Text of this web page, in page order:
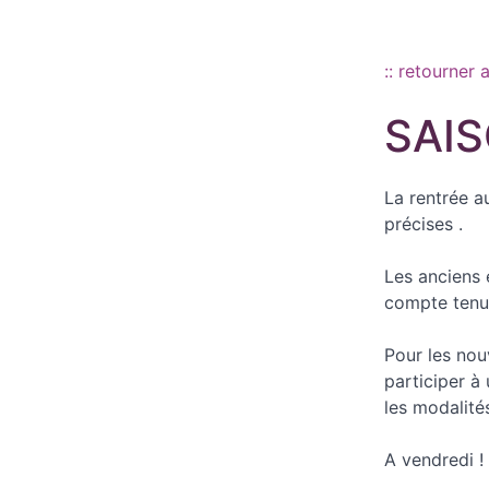
:: retourner
La rentrée
précises .
Les
compte
Pour les
participer à
les
A vendredi !